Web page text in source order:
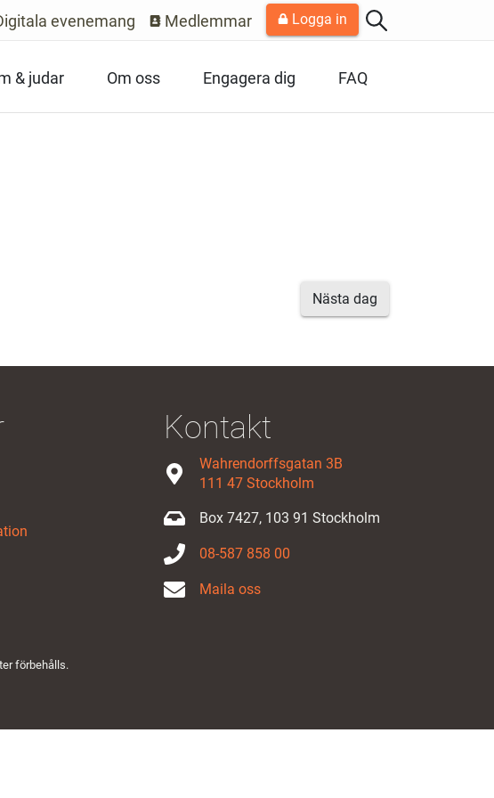
evenemang Medlemmar Logga in
& judar Om oss Engagera dig FAQ
Nästa dag
Kontakt
Wahrendorffsgatan 3B
111 47 Stockholm
Box 7427, 103 91 Stockholm
08-587 858 00
Maila oss
förbehålls.